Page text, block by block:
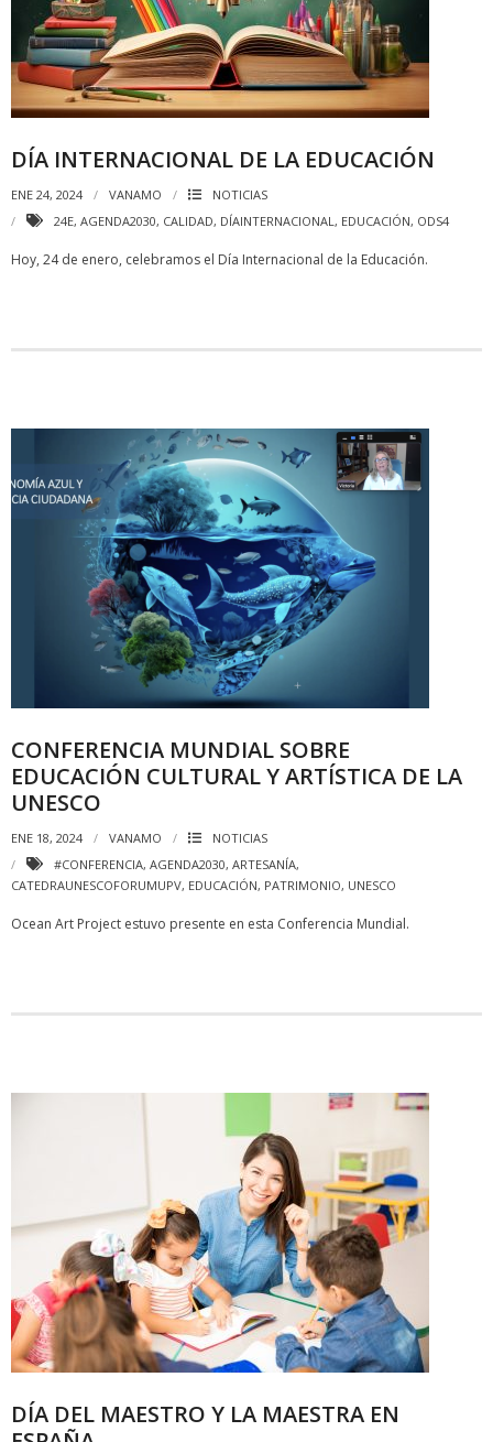
DÍA INTERNACIONAL DE LA EDUCACIÓN
ENE 24, 2024 VANAMO
NOTICIAS
24E, AGENDA2030, CALIDAD, DÍAINTERNACIONAL, EDUCACIÓN, ODS4
Hoy, 24 de enero, celebramos el Día Internacional de la Educación.
CONFERENCIA MUNDIAL SOBRE
EDUCACIÓN CULTURAL Y ARTÍSTICA DE LA
UNESCO
ENE 18, 2024 VANAMO
NOTICIAS
#CONFERENCIA, AGENDA2030, ARTESANÍA,
CATEDRAUNESCOFORUMUPV, EDUCACIÓN, PATRIMONIO, UNESCO
Ocean Art Project estuvo presente en esta Conferencia Mundial.
DÍA DEL MAESTRO Y LA MAESTRA EN